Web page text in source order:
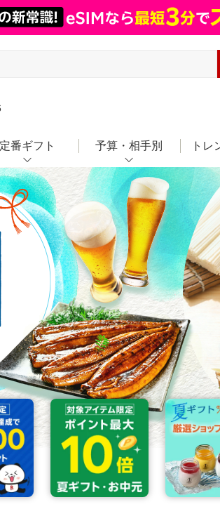
定番ギフト 予算・相手別 トレ